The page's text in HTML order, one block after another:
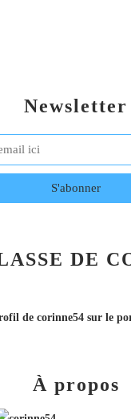
Newsletter
DE
de corinne54sur le
À propos